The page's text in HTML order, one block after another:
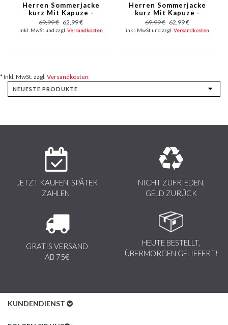
Herren Sommerjacke
kurz Mit Kapuze -
7903 - Blau
69,99 € 62,99 €
inkl. MwSt und zzgl. Versandkosten
Herren Sommerjacke
kurz Mit Kapuze -
7903 - Schwarz
69,99 € 62,99 €
inkl. MwSt und zzgl. Versandkosten
* Inkl. MwSt. zzgl. Versandkosten
JETZT KAUFEN, SPÄTER
ZAHLEN!
NICHT ZUFRIEDEN,
GELD ZURÜCK
GRATIS VERSAND
AB 75€
HEUTE BESTELLT,
ÜBERMORGEN GELIEFERT!
KUNDENDIENST
Kundenservice